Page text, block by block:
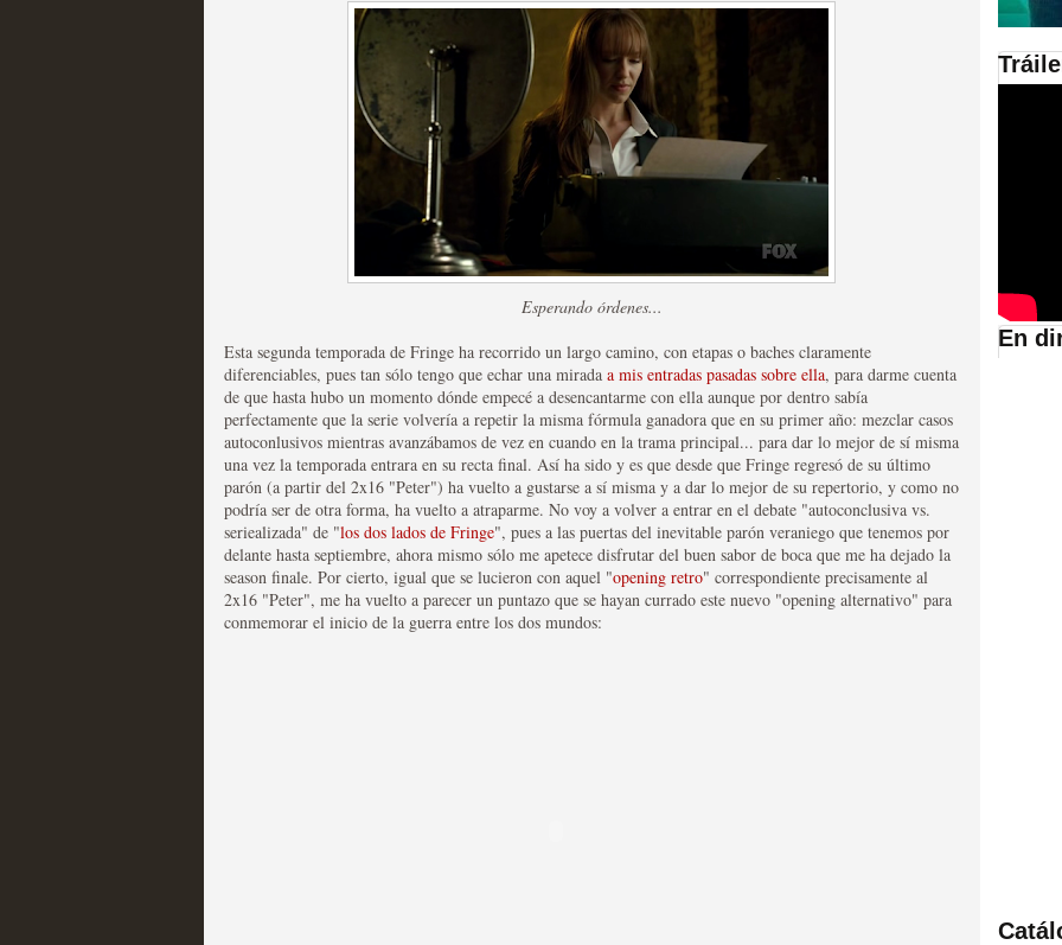
La barrera de las 500 series al año se superará
desde Silicon Valley
Mi experiencia como usuario de HBO España
MOLTISANTI
Recomendación de la semana
Esperando órdenes...
Esta segunda temporada de Fringe ha recorrido un largo camino, con etapas o baches claramente
diferenciables, pues tan sólo tengo que echar una mirada a mis entradas pasadas sobre ella, para darme cuenta
de que hasta hubo un momento dónde empecé a desencantarme con ella aunque por dentro sabía
perfectamente que la serie volvería a repetir la misma fórmula ganadora que en su primer año: mezclar casos
autoconlusivos mientras avanzábamos de vez en cuando en la trama principal... para dar lo mejor de sí misma
una vez la temporada entrara en su recta final. Así ha sido y es que desde que Fringe regresó de su último
parón (a partir del 2x16 "Peter") ha vuelto a gustarse a sí misma y a dar lo mejor de su repertorio, y como no
podría ser de otra forma, ha vuelto a atraparme. No voy a volver a entrar en el debate "autoconclusiva vs.
seriealizada" de "los dos lados de Fringe", pues a las puertas del inevitable parón veraniego que tenemos por
delante hasta septiembre, ahora mismo sólo me apetece disfrutar del buen sabor de boca que me ha dejado la
season finale. Por cierto, igual que se lucieron con aquel "opening retro" correspondiente precisamente al
2x16 "Peter", me ha vuelto a parecer un puntazo que se hayan currado este nuevo "opening alternativo" para
conmemorar el inicio de la guerra entre los dos mundos:
En